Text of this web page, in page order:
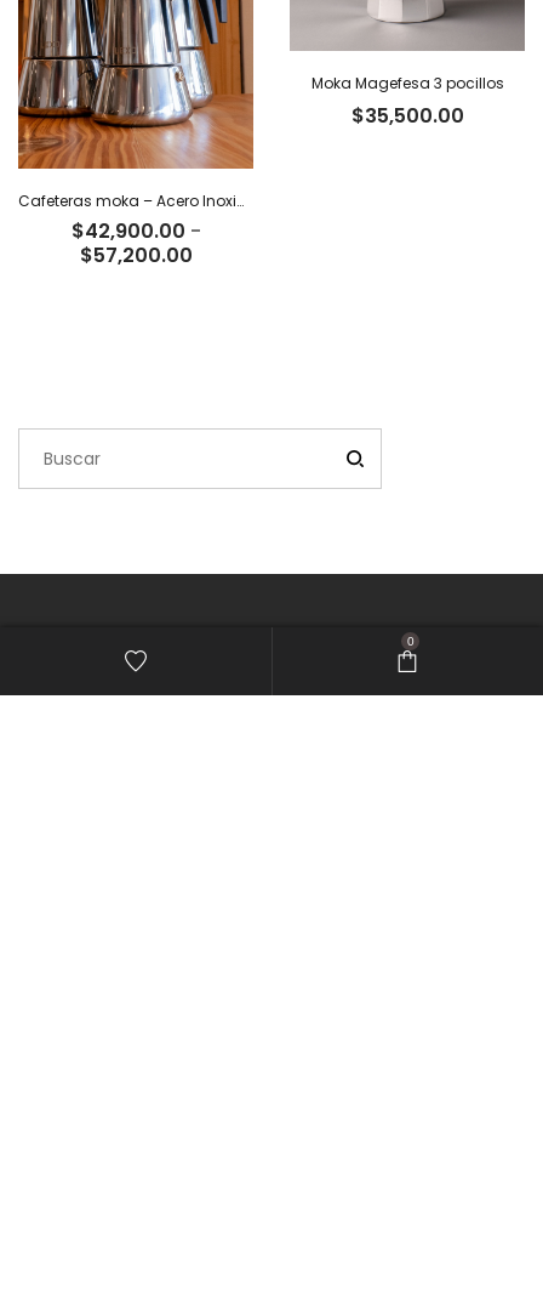
Cafeteras moka – Acero Inoxidable
$42,900.00 -
$57,200.00Rango
Moka Magefesa 3 pocillos
$35,500.00
0